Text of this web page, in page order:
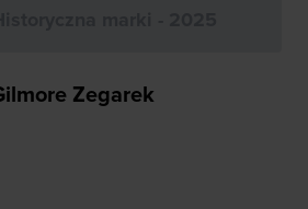
Zegarek